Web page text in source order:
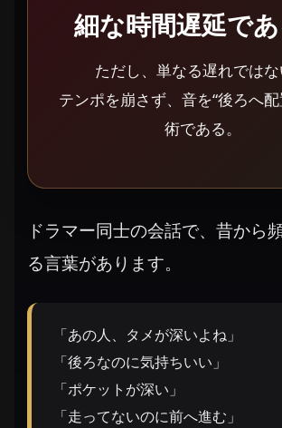
細な時間遅延であ
ただし、単なる遅れではな
テンポを崩さず、音を“後ろへ
術である。
ドラマー同士の会話で、昔から
る言葉があります。
「あの人、タメが深いよね」
「後ろなのに気持ちいい」
「ポケットが深い」
「走ってないのに前へ進む」